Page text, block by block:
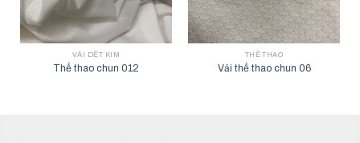
VẢI DỆT KIM
Thể thao chun 012
THỂ THAO
Vải thể thao chun 06